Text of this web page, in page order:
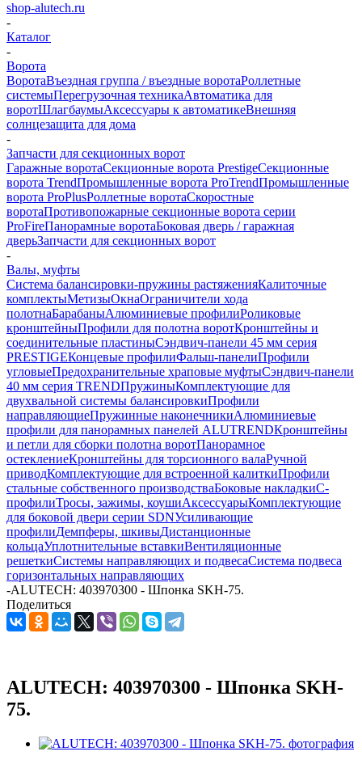
shop-alutech.ru
-
Каталог
-
Ворота
ВоротаВъездная группа / въездные воротаРоллетные
системыПерегрузочная техникаАвтоматика для
воротШлагбаумыАксессуары к автоматикеВнешняя
солнцезащита для дома
-
Запчасти для секционных ворот
Гаражные воротаСекционные ворота PrestigeСекционные
ворота TrendПромышленные ворота ProTrendПромышленные
ворота ProPlusРоллетные воротаСкоростные
воротаПротивопожарные секционные ворота серии
ProFireПанорамные воротаБоковая дверь / гаражная
дверьЗапчасти для секционных ворот
-
Валы, муфты
Система балансировки-пружины растяженияКалиточные
комплектыМетизыОкнаОграничители хода
полотнаБарабаныАлюминиевые профилиРоликовые
кронштейныПрофили для полотна воротКронштейны и
соединительные пластиныСэндвич-панели 45 мм серия
PRESTIGEКонцевые профилиФальш-панелиПрофили
угловыеПредохранительные храповые муфтыСэндвич-панели
40 мм серия TRENDПружиныКомплектующие для
двухвальной системы балансировкиПрофили
направляющиеПружинные наконечникиАлюминиевые
профили для панорамных панелей ALUTRENDКронштейны
и петли для сборки полотна воротПанорамное
остеклениеКронштейны для торсионного валаРучной
приводКомплектующие для встроенной калиткиПрофили
стальные собственного производстваБоковые накладкиС-
профилиТросы, зажимы, коушиАксессуарыКомплектующие
для боковой двери серии SDNУсиливающие
профилиДемпферы, шкивыДистанционные
кольцаУплотнительные вставкиВентиляционные
решеткиСистемы направляющих и подвесаСистема подвеса
горизонтальных направляющих
-ALUTECH: 403970300 - Шпонка SKH-75.
Поделиться
ALUTECH: 403970300 - Шпонка SKH-
75.